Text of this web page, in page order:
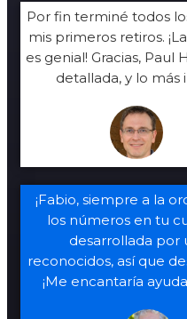
Por fin terminé todos
mis primeros retiros.
es genial! Gracias,
detallada, y lo
¡Fabio, siempre a la
los números en tu
desarrollada por
reconocidos, así que
¡Me encantaría